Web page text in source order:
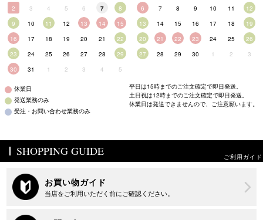
2
3 4 5 6 7
8
9
10 11 12 13 14
15
16
17 18 19 20 21
22
23
24 25 26 27 28
29
30
31 1 2 3 4 5
6
7 8 9 10 11
12
13
14 15 16 17 18
19
20
21 22 23 24 25
26
27
28 29 30 1 2 3
休業日
発送業務のみ
受注・お問い合わせ業務のみ
平日は15時までのご注文確定で即日発送。
土日祝は12時までのご注文確定で即日発送。
休業日は発送できませんので、ご注意願います。
SHOPPING GUIDE ご利用ガイド